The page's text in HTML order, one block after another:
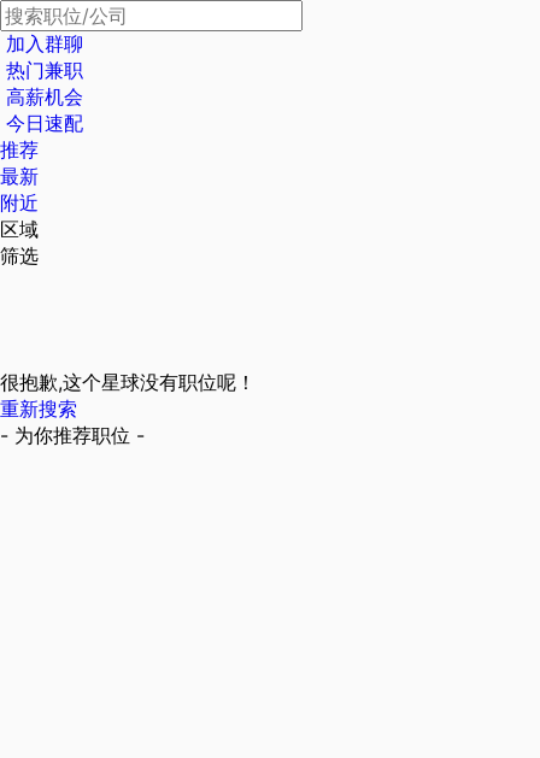
加入群聊
热门兼职
高薪机会
今日速配
推荐
最新
附近
区域
筛选
很抱歉,这个星球没有职位呢！
重新搜索
- 为你推荐职位 -